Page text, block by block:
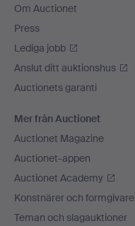
Om Auctionet
Press
Lediga jobb
Anslut ditt auktionshus
Auctionets garanti
Mer från Auctionet
Auctionet Magazine
Auctionet-appen
Auctionet Academy
Konstnärer och formgivare
Teman och slagauktioner